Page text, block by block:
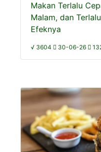
Makan Terlalu
Malam, dan
Efeknya
√ 3604 30-06-26